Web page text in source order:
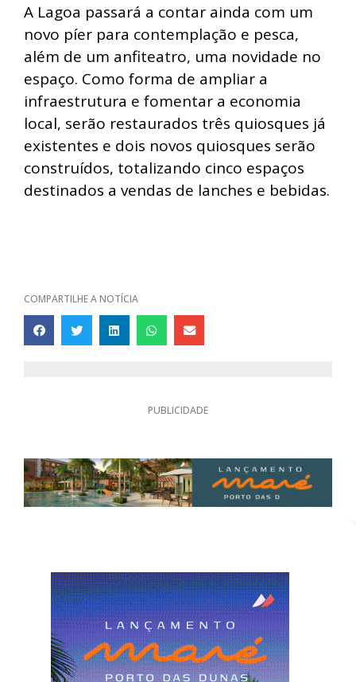
A Lagoa passará a contar ainda com um
novo píer para contemplação e pesca,
além de um anfiteatro, uma novidade no
espaço. Como forma de ampliar a
infraestrutura e fomentar a economia
local, serão restaurados três quiosques já
existentes e dois novos quiosques serão
construídos, totalizando cinco espaços
destinados a vendas de lanches e bebidas.
COMPARTILHE A NOTÍCIA
PUBLICIDADE